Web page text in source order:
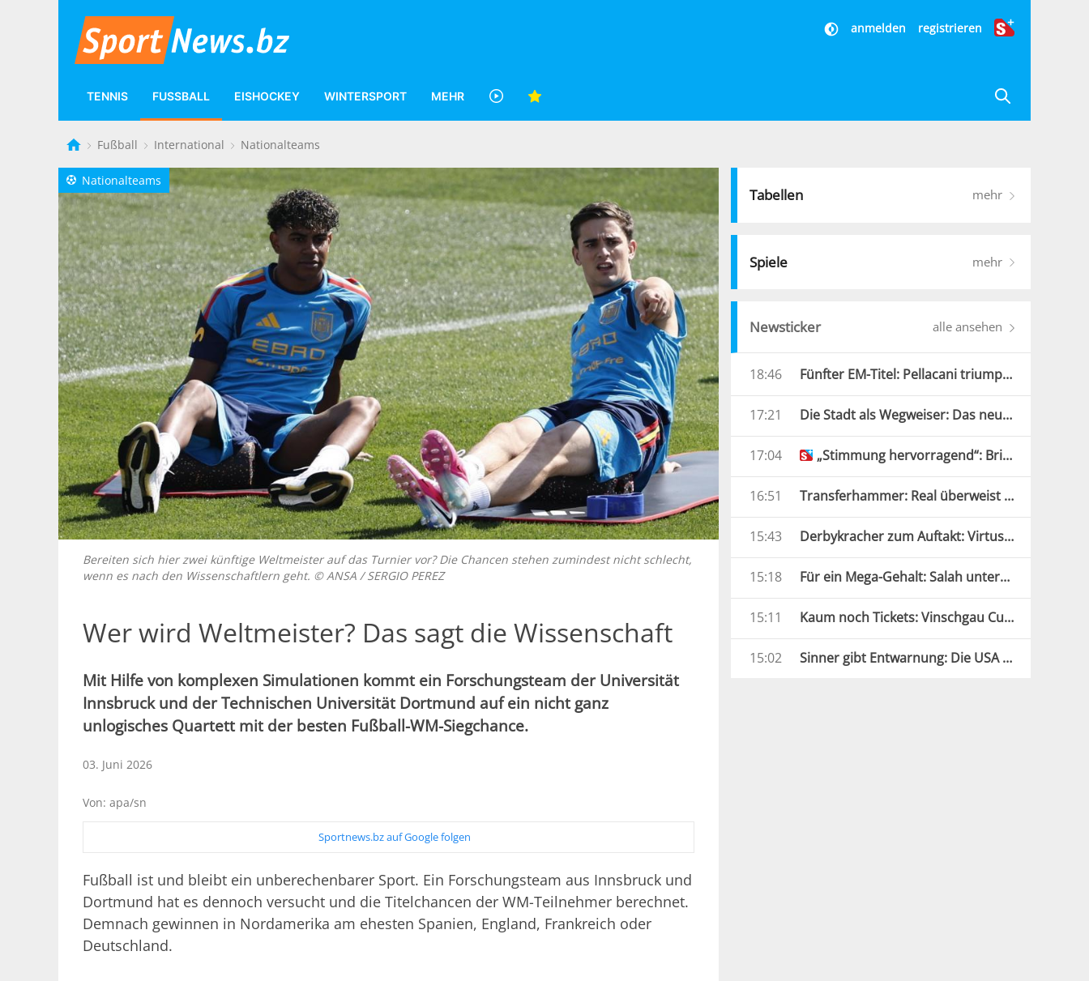
anmelden registrieren
TENNIS FUSSBALL EISHOCKEY WINTERSPORT MEHR
Fußball International Nationalteams
a Nationalteams
Bereiten sich hier zwei künftige Weltmeister auf das Turnier vor? Die Chancen stehen zumindest nicht schlecht,
wenn es nach den Wissenschaftlern geht. © ANSA / SERGIO PEREZ
Wer wird Weltmeister? Das sagt die Wissenschaft
Mit Hilfe von komplexen Simulationen kommt ein Forschungsteam der Universität
Innsbruck und der Technischen Universität Dortmund auf ein nicht ganz
unlogisches Quartett mit der besten Fußball-WM-Siegchance.
03. Juni 2026
Von: apa/sn
Sportnews.bz auf Google folgen
Fußball ist und bleibt ein unberechenbarer Sport. Ein Forschungsteam aus Innsbruck und
Dortmund hat es dennoch versucht und die Titelchancen der WM-Teilnehmer berechnet.
Demnach gewinnen in Nordamerika am ehesten Spanien, England, Frankreich oder
Deutschland.
Tabellen mehr
Spiele mehr
Newsticker alle ansehen
18:46 Fünfter EM-Titel: Pellacani triumphiert erneut
17:21 Die Stadt als Wegweiser: Das neue FCS-Trikot
17:04 „Stimmung hervorragend“: Brixen bereit für die neue Saison
16:51 Transferhammer: Real überweist 125 Millionen Euro
15:43 Derbykracher zum Auftakt: Virtus Bozen muss nach Obermais
15:18 Für ein Mega-Gehalt: Salah unterschreibt in Türkei
15:11 Kaum noch Tickets: Vinschgau Cup als Fanmagnet
15:02 Sinner gibt Entwarnung: Die USA können kommen